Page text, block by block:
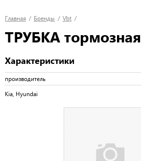
Главная / Бренды / Vbt /
ТРУБКА тормозная
Характеристики
производитель
Kia, Hyundai